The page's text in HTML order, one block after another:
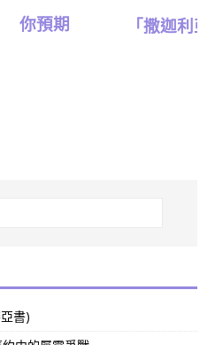
你預期
「撒迦利
書)